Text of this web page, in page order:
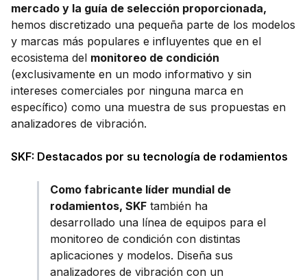
mercado y la guía de selección proporcionada,
hemos discretizado una pequeña parte de los modelos
y marcas más populares e influyentes que en el
ecosistema del monitoreo de condición
(exclusivamente en un modo informativo y sin
intereses comerciales por ninguna marca en
específico) como una muestra de sus propuestas en
analizadores de vibración.
SKF: Destacados por su tecnología de rodamientos
Como fabricante líder mundial de
rodamientos, SKF también ha
desarrollado una línea de equipos para el
monitoreo de condición con distintas
aplicaciones y modelos. Diseña sus
analizadores de vibración con un